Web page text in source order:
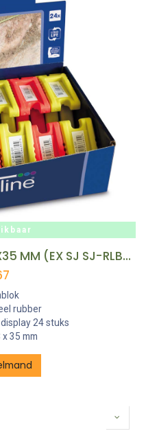
LIJN BLOK, RUBBER 75X48X35 MM (EX SJ SJ-RLB-OY-01) REF:CR 100024D-1 COLOR LINE
rubber
24 stuks
x 35 mm